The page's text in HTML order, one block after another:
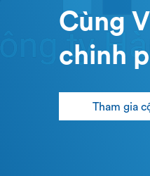
Cùng
chinh
Tham gia